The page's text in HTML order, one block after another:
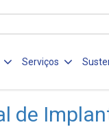
Serviços
de